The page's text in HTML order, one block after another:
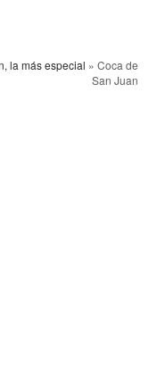
la más especial » Coca de
San Juan